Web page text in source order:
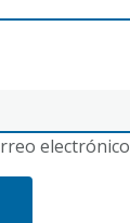
electrónico